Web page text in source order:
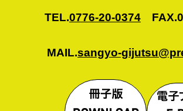
TEL.0776-20-0374
MAIL.sangyo-